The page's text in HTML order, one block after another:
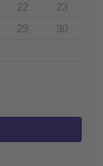
22
23
29
30